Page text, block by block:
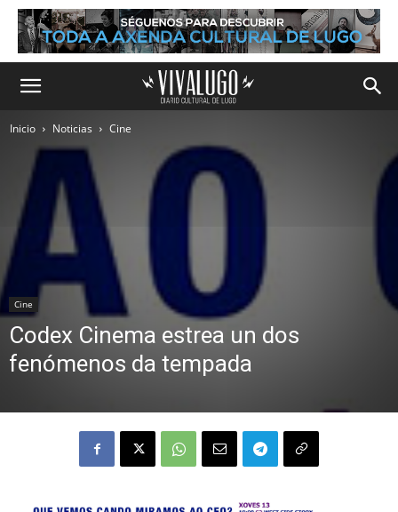
Inicio Noticias Cine
Cine
Codex Cinema estrea un dos
fenómenos da tempada